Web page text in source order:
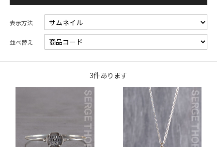
表示方法
並べ替え
3件あります